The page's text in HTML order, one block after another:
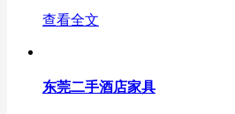
查看全文
东莞二手酒店家具